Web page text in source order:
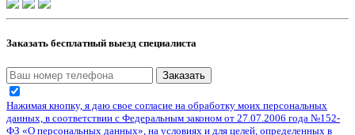
Заказать бесплатный выезд специалиста
Заказать
Нажимая кнопку, я даю свое согласие на обработку моих персональных
данных, в соответствии с Федеральным законом от 27.07.2006 года №152-
ФЗ «О персональных данных», на условиях и для целей, определенных в